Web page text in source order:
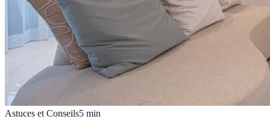
Astuces et Conseils5 min